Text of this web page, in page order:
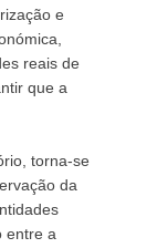
e
reais de
que a
torna-se
da
entre a